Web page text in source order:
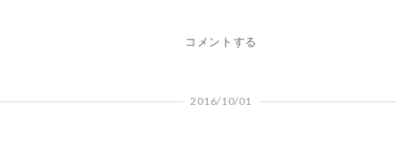
コメントする
2016/10/01